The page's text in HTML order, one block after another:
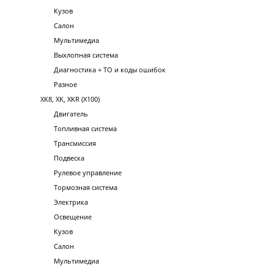
Кузов
Салон
Мультимедиа
Выхлопная система
Диагностика + ТО и коды ошибок
Разное
XK8, XK, XKR (X100)
Двигатель
Топливная система
Трансмиссия
Подвеска
Рулевое управление
Тормозная система
Электрика
Освещение
Кузов
Салон
Мультимедиа